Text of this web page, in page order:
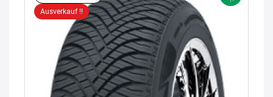
Ausverkauf !!